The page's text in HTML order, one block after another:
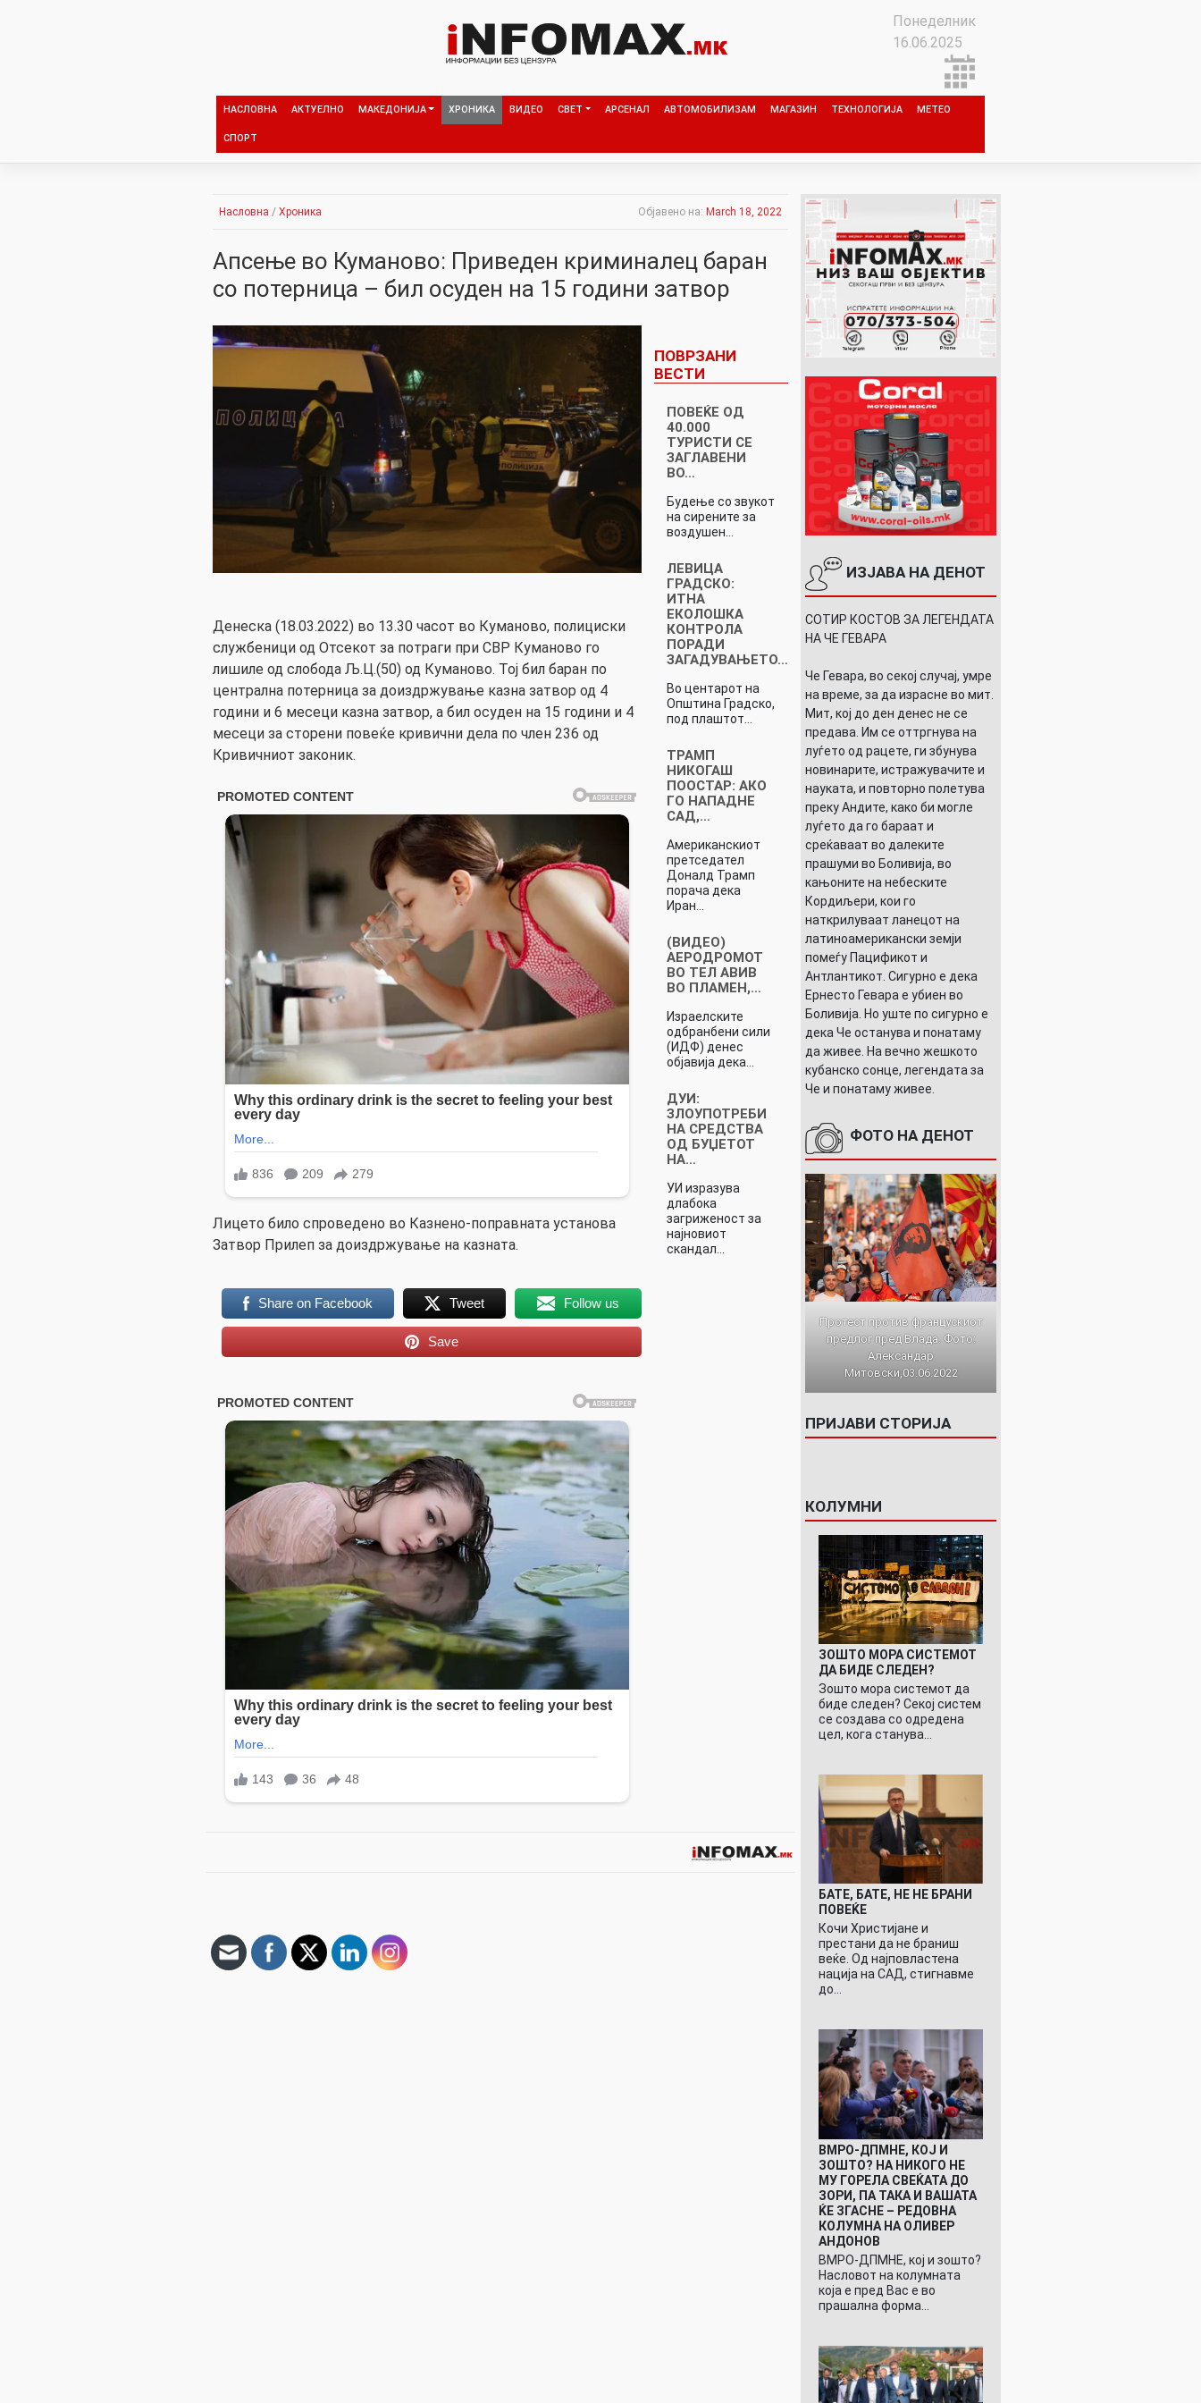
Понеделник
16.06.2025
НАСЛОВНА АКТУЕЛНО МАКЕДОНИЈА ХРОНИКА ВИДЕО СВЕТ АРСЕНАЛ АВТОМОБИЛИЗАМ МАГАЗИН ТЕХНОЛОГИЈА МЕТЕО
СПОРТ
Насловна / Хроника Објавено на: March 18, 2022
Апсење во Куманово: Приведен криминалец баран
со потерница – бил осуден на 15 години затвор
Денеска (18.03.2022) во 13.30 часот во Куманово, полициски
службеници од Отсекот за потраги при СВР Куманово го
лишиле од слобода Љ.Ц.(50) од Куманово. Тој бил баран по
централна потерница за доиздржување казна затвор од 4
години и 6 месеци казна затвор, а бил осуден на 15 години и 4
месеци за сторени повеќе кривични дела по член 236 од
Кривичниот законик.
Лицето било спроведено во Казнено-поправната установа
Затвор Прилеп за доиздржување на казната.
Share on Facebook Tweet Follow us
Save
ПОВРЗАНИ
ВЕСТИ
ПОВЕЌЕ ОД
40.000
ТУРИСТИ СЕ
ЗАГЛАВЕНИ
ВО…
Будење со звукот
на сирените за
воздушен…
ЛЕВИЦА
ГРАДСКО:
ИТНА
ЕКОЛОШКА
КОНТРОЛА
ПОРАДИ
ЗАГАДУВАЊЕТО…
Во центарот на
Општина Градско,
под плаштот…
ТРАМП
НИКОГАШ
ПООСТАР: АКО
ГО НАПАДНЕ
САД,…
Американскиот
претседател
Доналд Трамп
порача дека
Иран…
(ВИДЕО)
АЕРОДРОМОТ
ВО ТЕЛ АВИВ
ВО ПЛАМЕН,…
Израелските
одбранбени сили
(ИДФ) денес
објавија дека…
ДУИ:
ЗЛОУПОТРЕБИ
НА СРЕДСТВА
ОД БУЏЕТОТ
НА…
УИ изразува
длабока
загриженост за
најновиот
скандал…
ИЗЈАВА НА ДЕНОТ
СОТИР КОСТОВ ЗА ЛЕГЕНДАТА
НА ЧЕ ГЕВАРА
Че Гевара, во секој случај, умре
на време, за да израсне во мит.
Мит, кој до ден денес не се
предава. Им се оттргнува на
луѓето од рацете, ги збунува
новинарите, истражувачите и
науката, и повторно полетува
преку Андите, како би могле
луѓето да го бараат и
среќаваат во далеките
прашуми во Боливија, во
кањоните на небеските
Кордиљери, кои го
наткрилуваат ланецот на
латиноамерикански земји
помеѓу Пацификот и
Антлантикот. Сигурно е дека
Ернесто Гевара е убиен во
Боливија. Но уште по сигурно е
дека Че останува и понатаму
да живее. На вечно жешкото
кубанско сонце, легендата за
Че и понатаму живее.
ФОТО НА ДЕНОТ
Протест против францускиот
предлог пред Влада. Фото:
Александар
Митовски,03.06.2022
ПРИЈАВИ СТОРИЈА
КОЛУМНИ
ЗОШТО МОРА СИСТЕМОТ
ДА БИДЕ СЛЕДЕН?
Зошто мора системот да
биде следен? Секој систем
се создава со одредена
цел, кога станува…
БАТЕ, БАТЕ, НЕ НЕ БРАНИ
ПОВЕЌЕ
Кочи Христијане и
престани да не браниш
веќе. Од најповластена
нација на САД, стигнавме
до…
ВМРО-ДПМНЕ, КОЈ И
ЗОШТО? НА НИКОГО НЕ
МУ ГОРЕЛА СВЕЌАТА ДО
ЗОРИ, ПА ТАКА И ВАШАТА
ЌЕ ЗГАСНЕ – РЕДОВНА
КОЛУМНА НА ОЛИВЕР
АНДОНОВ
ВМРО-ДПМНЕ, кој и зошто?
Насловот на колумната
која е пред Вас е во
прашална форма…